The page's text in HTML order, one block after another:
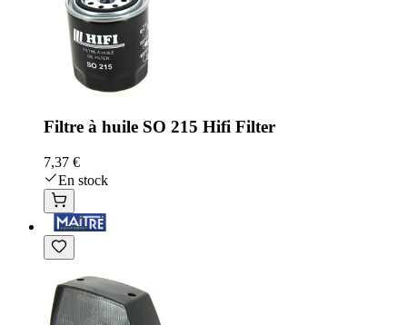
Filtre à huile SO 215 Hifi Filter
7,37 €
En stock